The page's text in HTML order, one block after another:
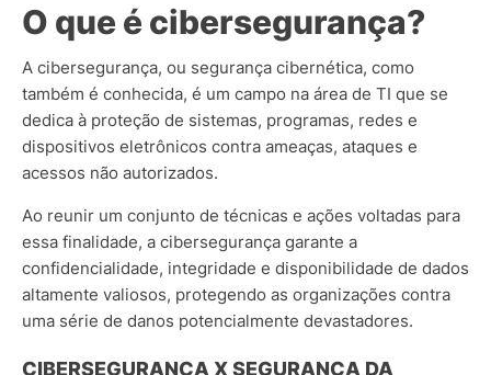
O que é cibersegurança?
A cibersegurança, ou segurança cibernética, como
também é conhecida, é um campo na área de TI que se
dedica à proteção de sistemas, programas, redes e
dispositivos eletrônicos contra ameaças, ataques e
acessos não autorizados.
Ao reunir um conjunto de técnicas e ações voltadas para
essa finalidade, a cibersegurança garante a
confidencialidade, integridade e disponibilidade de dados
altamente valiosos, protegendo as organizações contra
uma série de danos potencialmente devastadores.
CIBERSEGURANÇA X SEGURANÇA DA